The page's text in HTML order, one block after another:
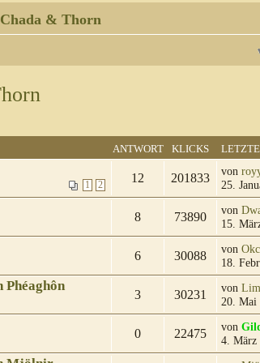
& Thorn
ANTWORT KLICKS
1 2
12 201833 von
25.
8 73890 von
15.
6 30088 von
18.
Phéaghôn
3 30231 von
20. Mai
0 22475 von
4. März